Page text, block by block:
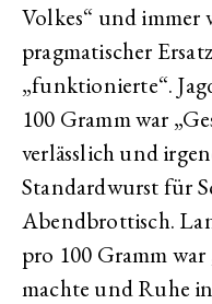
Volkes“ und immer
pragmatischer
„funktionierte“.
100 Gramm war
verlässlich und
Standardwurst für
Abendbrottisch.
pro 100 Gramm
machte und Ruhe